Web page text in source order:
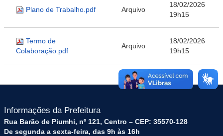
Plano de Trabalho.pdf Arquivo
18/02/2026
19h15
Termo de
Colaboração.pdf
Arquivo
18/02/2026
19h15
Informações da Prefeitura
Rua Barão de Piumhi, nº 121, Centro – CEP: 35570-128
De segunda a sexta-feira, das 9h às 16h